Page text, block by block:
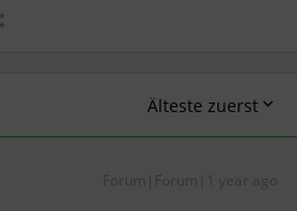
Älteste zuerst